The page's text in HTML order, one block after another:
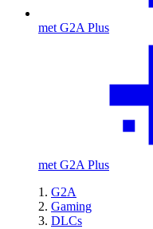
met G2A Plus
met G2A Plus
G2A
Gaming
DLCs